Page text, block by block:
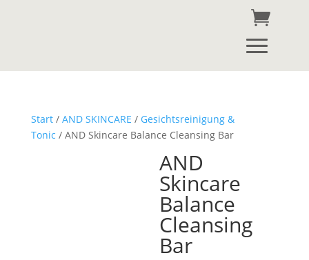
Start/ AND SKINCARE / Gesichtsreinigung &
Tonic / AND Skincare Balance Cleansing Bar
AND
Skincare
Balance
Cleansing
Bar